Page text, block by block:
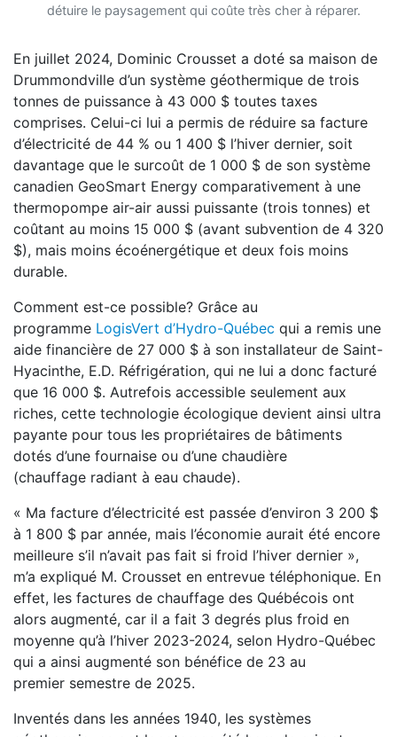
détuire le paysagement qui coûte très cher à réparer.
En juillet 2024, Dominic Crousset a doté sa maison de
Drummondville d’un système géothermique de trois
tonnes de puissance à 43 000 $ toutes taxes
comprises. Celui-ci lui a permis de réduire sa facture
d’électricité de 44 % ou 1 400 $ l’hiver dernier, soit
davantage que le surcoût de 1 000 $ de son système
canadien GeoSmart Energy comparativement à une
thermopompe air-air aussi puissante (trois tonnes) et
coûtant au moins 15 000 $ (avant subvention de 4 320
$), mais moins écoénergétique et deux fois moins
durable.
Comment est-ce possible? Grâce au
programme LogisVert d’Hydro-Québec qui a remis une
aide financière de 27 000 $ à son installateur de Saint-
Hyacinthe, E.D. Réfrigération, qui ne lui a donc facturé
que 16 000 $. Autrefois accessible seulement aux
riches, cette technologie écologique devient ainsi ultra
payante pour tous les propriétaires de bâtiments
dotés d’une fournaise ou d’une chaudière
(chauffage radiant à eau chaude).
« Ma facture d’électricité est passée d’environ 3 200 $
à 1 800 $ par année, mais l’économie aurait été encore
meilleure s’il n’avait pas fait si froid l’hiver dernier »,
m’a expliqué M. Crousset en entrevue téléphonique. En
effet, les factures de chauffage des Québécois ont
alors augmenté, car il a fait 3 degrés plus froid en
moyenne qu’à l’hiver 2023-2024, selon Hydro-Québec
qui a ainsi augmenté son bénéfice de 23 au
premier semestre de 2025.
Inventés dans les années 1940, les systèmes